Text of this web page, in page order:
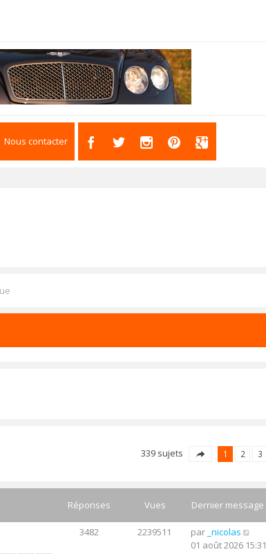
Nous contacter
339 sujets 1 2 3
Réponses Vues Dernier message
3482 2239511 par _nicolas
01 août 2026 15:31